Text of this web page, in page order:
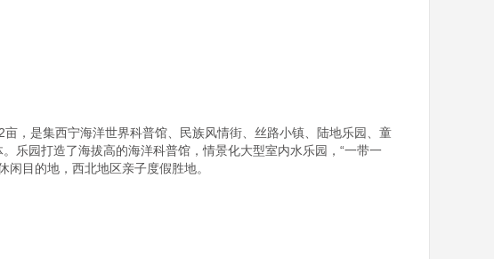
，是集西宁海洋世界科普馆、民族风情街、丝路小镇、陆地乐园、童
乐园打造了海拔高的海洋科普馆，情景化大型室内水乐园，“一带一
目的地，西北地区亲子度假胜地。